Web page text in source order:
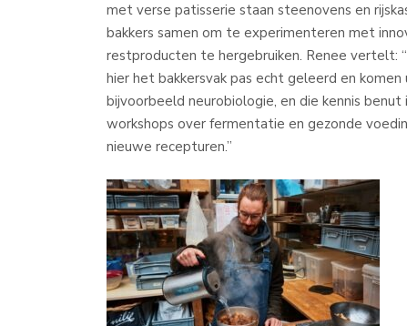
met verse patisserie staan steenovens en
bakkers samen om te experimenteren met
restproducten te hergebruiken. Renee vertelt:
hier het bakkersvak pas echt geleerd en
bijvoorbeeld neurobiologie, en die kennis
workshops over fermentatie en gezonde
nieuwe recepturen.”